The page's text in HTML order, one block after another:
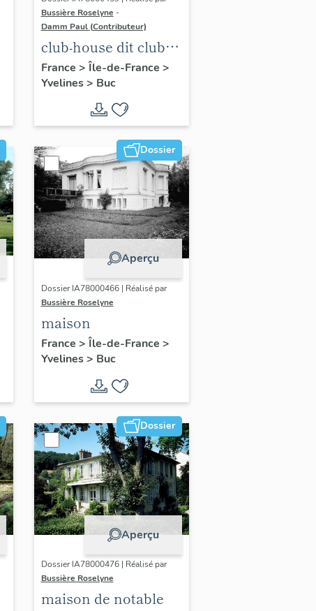
Bussière Roselyne -
Damm Paul (Contributeur)
club-house dit club
Roland Garros
France > Île-de-France >
Yvelines> Buc
Dossier
Aperçu
Dossier IA78000466 | Réalisé par
Bussière Roselyne
maison
France > Île-de-France >
Yvelines> Buc
Dossier
Aperçu
Dossier IA78000476 | Réalisé par
Bussière Roselyne
maison de notable